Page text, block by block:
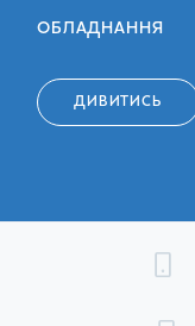
ОБЛАДНАННЯ
ДИВИТИСЬ